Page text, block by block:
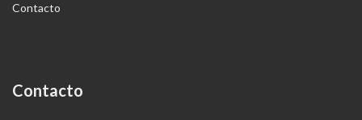
Contacto
Contacto